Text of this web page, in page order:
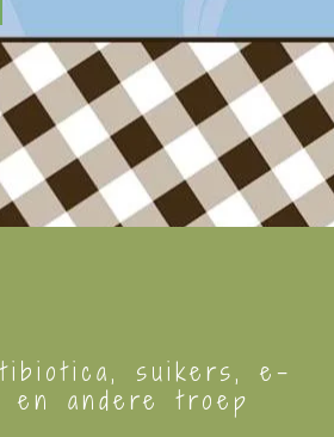
suikers, e-
en andere troep